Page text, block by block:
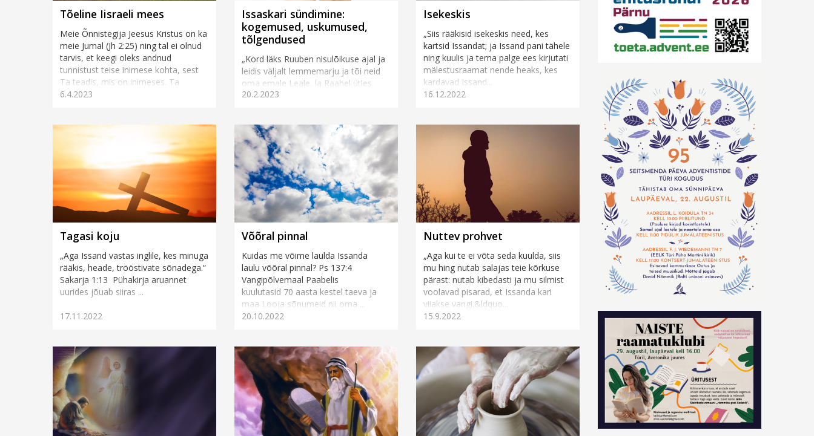
Tõeline Iisraeli mees
Meie Õnnistegija Jeesus Kristus on ka
meie Jumal (Jh 2:25) ning tal ei olnud
tarvis, et keegi oleks andnud
tunnistust teise inimese kohta, sest
Ta teadis, mis on inimeses. Ta
kõneles v&a...
6.4.2023
Issaskari sündimine:
kogemused, uskumused,
tõlgendused
„Kord läks Ruuben nisulõikuse ajal ja
leidis väljalt lemmemarju ja tõi neid
oma emale Leale. Ja Raahel ütles
Leale: „Anna ka minule oma poja
20.2.2023
Isekeskis
„Siis rääkisid isekeskis need, kes
kartsid Issandat; ja Issand pani tähele
ning kuulis ja tema palge ees kirjutati
mälestusraamat nende heaks, kes
kardavad Issand...
16.12.2022
Tagasi koju
„Aga Issand vastas inglile, kes minuga
rääkis, heade, trööstivate sõnadega.“
Sakarja 1:13 Pühakirja aruannet
uurides jõuab siiras ...
17.11.2022
Võõral pinnal
Kuidas me võime laulda Issanda
laulu võõral pinnal? Ps 137:4
Vangipõlvemaal Paabelis
kuulutasid 70 aasta kestel taeva ja
maa Looja sõnumeid nii oma ...
20.10.2022
Nuttev prohvet
„Aga kui te ei võta seda kuulda, siis
mu hing nutab salajas teie kõrkuse
pärast: nutab kibedasti ja mu silmist
voolavad pisarad, et Issanda kari
viiakse vangi.&ldquo...
15.9.2022